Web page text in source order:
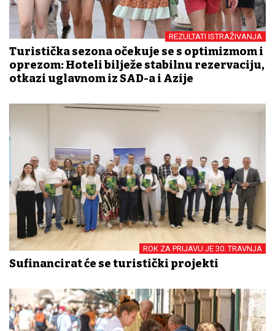
REZULTATI ISTRAŽIVANJA
Turistička sezona očekuje se s optimizmom i
oprezom: Hoteli bilježe stabilnu rezervaciju,
otkazi uglavnom iz SAD-a i Azije
ROK ZA PRIJAVU JE 30. TRAVNJA
Sufinancirat će se turistički projekti